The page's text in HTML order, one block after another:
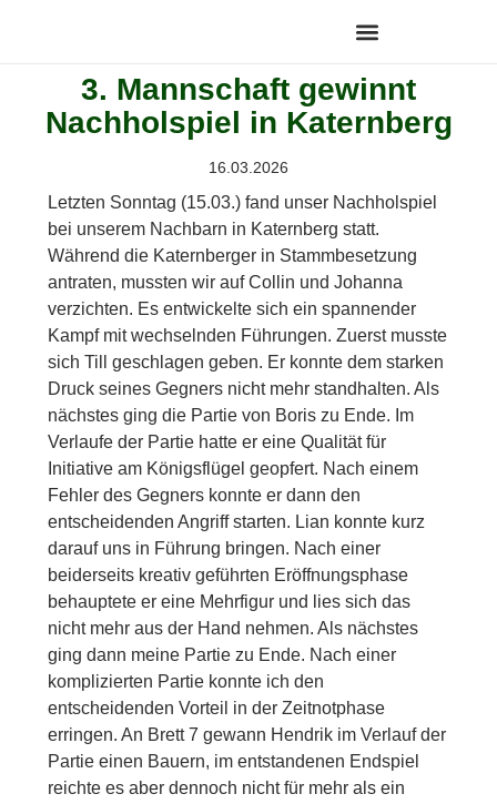
3. Mannschaft gewinnt
Nachholspiel in Katernberg
16.03.2026
Letzten Sonntag (15.03.) fand unser Nachholspiel
bei unserem Nachbarn in Katernberg statt.
Während die Katernberger in Stammbesetzung
antraten, mussten wir auf Collin und Johanna
verzichten. Es entwickelte sich ein spannender
Kampf mit wechselnden Führungen. Zuerst musste
sich Till geschlagen geben. Er konnte dem starken
Druck seines Gegners nicht mehr standhalten. Als
nächstes ging die Partie von Boris zu Ende. Im
Verlaufe der Partie hatte er eine Qualität für
Initiative am Königsflügel geopfert. Nach einem
Fehler des Gegners konnte er dann den
entscheidenden Angriff starten. Lian konnte kurz
darauf uns in Führung bringen. Nach einer
beiderseits kreativ geführten Eröffnungsphase
behauptete er eine Mehrfigur und lies sich das
nicht mehr aus der Hand nehmen. Als nächstes
ging dann meine Partie zu Ende. Nach einer
komplizierten Partie konnte ich den
entscheidenden Vorteil in der Zeitnotphase
erringen. An Brett 7 gewann Hendrik im Verlauf der
Partie einen Bauern, im entstandenen Endspiel
reichte es aber dennoch nicht für mehr als ein